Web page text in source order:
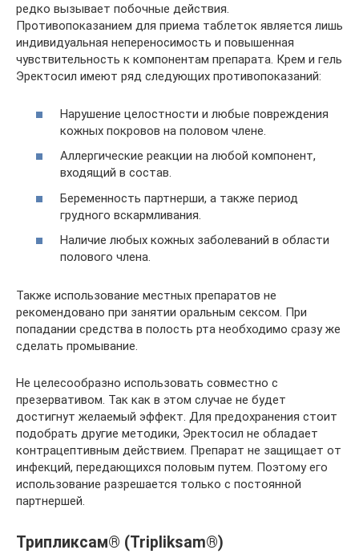
редко вызывает побочные действия.
Противопоказанием для приема таблеток является лишь
индивидуальная непереносимость и повышенная
чувствительность к компонентам препарата. Крем и гель
Эректосил имеют ряд следующих противопоказаний:
Нарушение целостности и любые повреждения
кожных покровов на половом члене.
Аллергические реакции на любой компонент,
входящий в состав.
Беременность партнерши, а также период
грудного вскармливания.
Наличие любых кожных заболеваний в области
полового члена.
Также использование местных препаратов не
рекомендовано при занятии оральным сексом. При
попадании средства в полость рта необходимо сразу же
сделать промывание.
Не целесообразно использовать совместно с
презервативом. Так как в этом случае не будет
достигнут желаемый эффект. Для предохранения стоит
подобрать другие методики, Эректосил не обладает
контрацептивным действием. Препарат не защищает от
инфекций, передающихся половым путем. Поэтому его
использование разрешается только с постоянной
партнершей.
Трипликсам® (Tripliksam®)